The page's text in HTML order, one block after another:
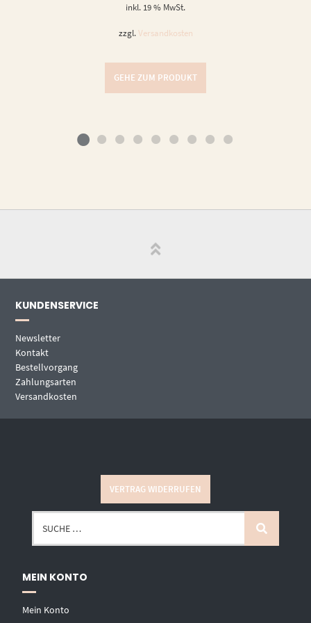
inkl. 19 % MwSt.
zzgl. Versandkosten
GEHE ZUM PRODUKT
KUNDENSERVICE
Newsletter
Kontakt
Bestellvorgang
Zahlungsarten
Versandkosten
VERTRAG WIDERRUFEN
MEIN KONTO
Mein Konto